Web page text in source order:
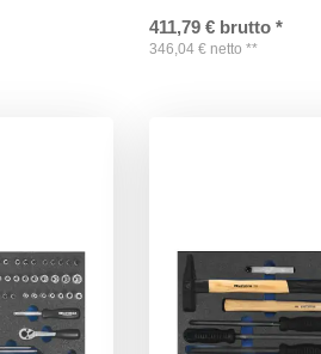
411,79 € brutto *
346,04 € netto **